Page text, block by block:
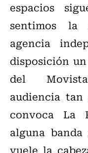
espacios
sentimos la
agencia
disposición
del
audiencia tan
convoca La
alguna
vuele la